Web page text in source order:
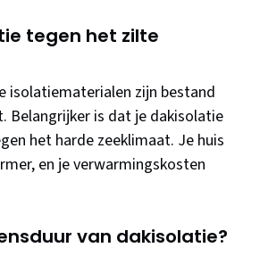
tegen het zilte
isolatiematerialen zijn bestand
Belangrijker is dat je dakisolatie
het harde zeeklimaat. Je huis
en je verwarmingskosten
van dakisolatie?